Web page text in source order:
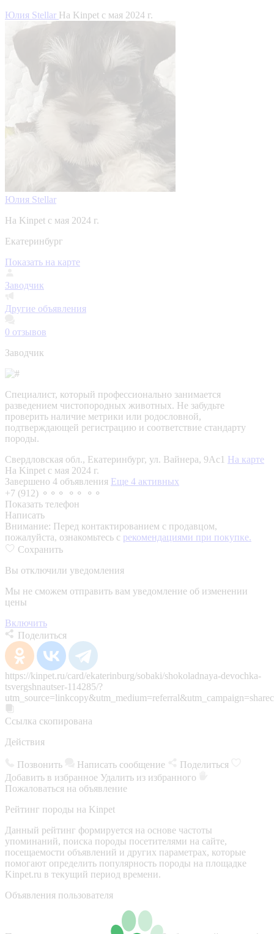
Юлия Stellar На Kinpet c мая 2024 г.
Юлия Stellar
На Kinpet c мая 2024 г.
Екатеринбург
Показать на карте
Заводчик
Другие объявления
0 отзывов
Заводчик
Специалист, который профессионально занимается
разведением чистопородных животных. Не забудьте
проверить наличие метрики или родословной,
подтверждающей регистрацию и соответствие стандарту
породы.
Свердловская обл., Екатеринбург, ул. Вайнера, 9Ас1 На карте
На Kinpet c мая 2024 г.
Завершено 4 объявления Еще 4 активных
+7 (912) ⚬⚬⚬ ⚬⚬ ⚬⚬
Показать телефон
Написать
Внимание: Перед контактированием с продавцом,
пожалуйста, ознакомьтесь с рекомендациями при покупке.
Сохранить
Вы отключили уведомления
Мы не сможем отправить вам уведомление об изменении
цены
Включить
Поделиться
https://kinpet.ru/card/ekaterinburg/sobaki/shokoladnaya-devochka-
tsvergshnautser-114285/?
Ссылка скопирована
Действия
Позвонить Написать сообщение
Поделиться
Добавить в избранное Удалить из избранного
Пожаловаться на объявление
Рейтинг породы на Kinpet
Данный рейтинг формируется на основе частоты
упоминаний, поиска породы посетителями на сайте,
посещаемости объявлений и других параметрах, которые
помогают определить популярность породы на площадке
Kinpet.ru в текущий период времени.
Объявления пользователя